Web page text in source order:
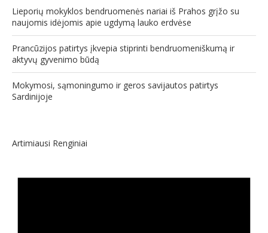
Lieporių mokyklos bendruomenės nariai iš Prahos grįžo su
naujomis idėjomis apie ugdymą lauko erdvėse
Prancūzijos patirtys įkvepia stiprinti bendruomeniškumą ir
aktyvų gyvenimo būdą
Mokymosi, sąmoningumo ir geros savijautos patirtys
Sardinijoje
Artimiausi Renginiai